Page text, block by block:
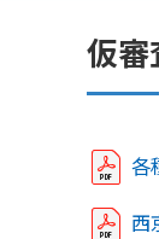
仮審
各
西